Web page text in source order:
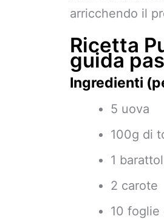
arricchendo il
Ricetta
guida
Ingredienti
5 uova
100g di
1
2 carote
10